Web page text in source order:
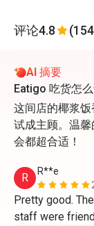
评论4.8
AI 摘要
Eatigo 吃货怎
这间店的椰浆
试成主顾。温
会都超合适！
R
R**e
Pretty good.
staff were